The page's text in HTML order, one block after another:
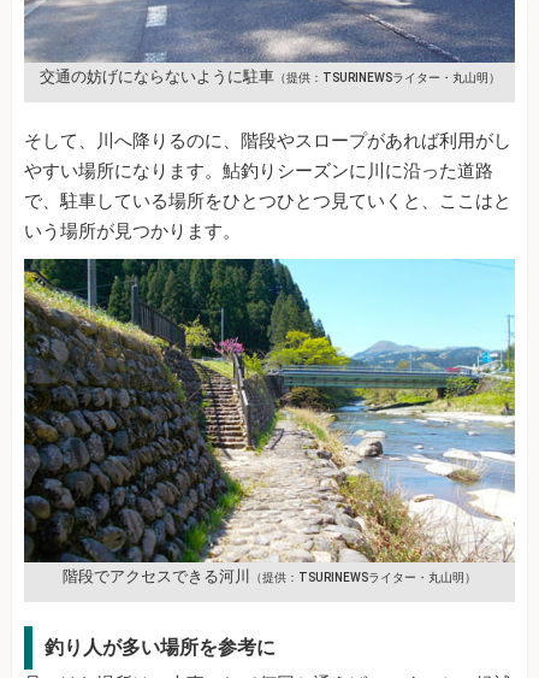
交通の妨げにならないように駐車（提供：TSURINEWSライター・丸山明）
そして、川へ降りるのに、階段やスロープがあれば利用がし
やすい場所になります。鮎釣りシーズンに川に沿った道路
で、駐車している場所をひとつひとつ見ていくと、ここはと
いう場所が見つかります。
階段でアクセスできる河川 （提供：TSURINEWSライター・丸山明）
釣り人が多い場所を参考に